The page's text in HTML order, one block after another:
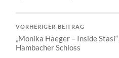
VORHERIGER BEITRAG
„Monika Haeger – Inside
Hambacher Schloss